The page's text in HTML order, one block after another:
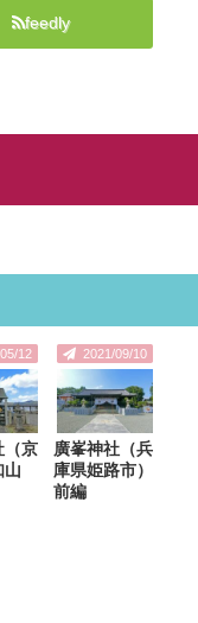
feedly
12
（京
山
2021/09/10
廣峯神社（兵
庫県姫路市）
前編